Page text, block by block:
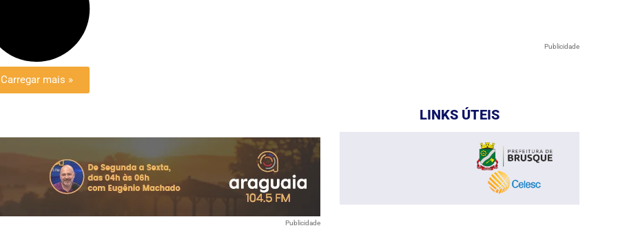
Carregar mais »
Publicidade
Publicidade
LINKS ÚTEIS